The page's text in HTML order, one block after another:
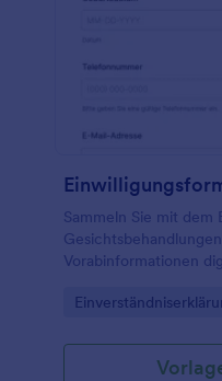
Sammeln Sie mit dem
Vorabinformationen
Datenerfassung und
Go to Category: